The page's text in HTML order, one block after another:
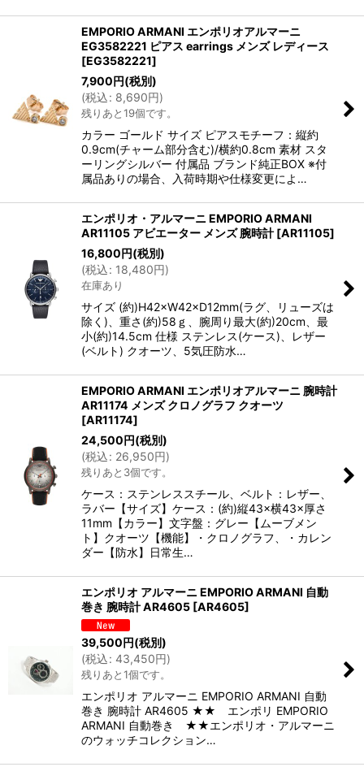
EMPORIO ARMANI エンポリオアルマーニ
EG3582221 ピアス earrings メンズ レディース
[EG3582221]
7,900円(税別)
(税込: 8,690円)
残りあと19個です。
カラー ゴールド サイズ ピアスモチーフ：縦約
0.9cm(チャーム部分含む)/横約0.8cm 素材 スタ
ーリングシルバー 付属品 ブランド純正BOX ※付
属品ありの場合、入荷時期や仕様変更によ…
エンポリオ・アルマーニ EMPORIO ARMANI
AR11105 アビエーター メンズ 腕時計 [AR11105]
16,800円(税別)
(税込: 18,480円)
在庫あり
サイズ (約)H42×W42×D12mm(ラグ、リューズは
除く)、重さ(約)58ｇ、腕周り最大(約)20cm、最
小(約)14.5cm 仕様 ステンレス(ケース)、レザー
(ベルト) クオーツ、5気圧防水…
EMPORIO ARMANI エンポリオアルマーニ 腕時計
AR11174 メンズ クロノグラフ クオーツ
[AR11174]
24,500円(税別)
(税込: 26,950円)
残りあと3個です。
ケース：ステンレススチール、ベルト：レザー、
ラバー【サイズ】ケース：(約)縦43×横43×厚さ
11mm【カラー】文字盤：グレー【ムーブメン
ト】クオーツ【機能】・クロノグラフ、・カレン
ダー【防水】日常生…
エンポリオ アルマーニ EMPORIO ARMANI 自動
巻き 腕時計 AR4605 [AR4605]
39,500円(税別)
(税込: 43,450円)
残りあと1個です。
エンポリオ アルマーニ EMPORIO ARMANI 自動
巻き 腕時計 AR4605 ★★ エンポリ EMPORIO
ARMANI 自動巻き ★★エンポリオ・アルマーニ
のウォッチコレクション…